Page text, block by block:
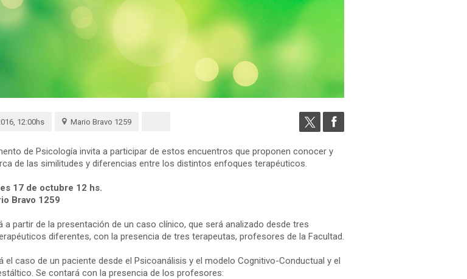
12:00hs Mario Bravo 1259
de Psicología invita a participar de estos encuentros que proponen conocer y
de las similitudes y diferencias entre los distintos enfoques terapéuticos.
17 de octubre 12 hs.
Bravo 1259
a partir de la presentación de un caso clínico, que será analizado desde tres
diferentes, con la presencia de tres terapeutas, profesores de la Facultad.
el caso de un paciente desde el Psicoanálisis y el modelo Cognitivo-Conductual y el
Se contará con la presencia de los profesores: